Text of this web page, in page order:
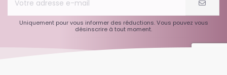
Uniquement pour vous informer des réductions. Vous pouvez vous
désinscrire à tout moment.